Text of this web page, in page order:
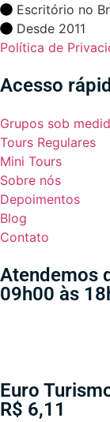
Escritório no
Desde 2011
Política de
Acesso
Grupos sob
Tours Regulares
Mini Tours
Sobre nós
Depoimentos
Blog
Contato
Atendemos
09h00 às
Euro
R$ 6,11